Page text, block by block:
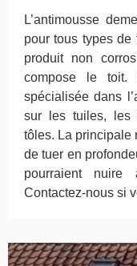
L’antimousse
pour tous types de
produit non
compose le toit.
spécialisée dans
sur les tuiles, les
tôles. La principale
de tuer en
pourraient
Contactez-nous si